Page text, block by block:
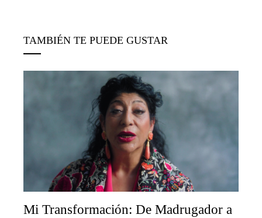
TAMBIÉN TE PUEDE GUSTAR
Mi Transformación: De Madrugador a